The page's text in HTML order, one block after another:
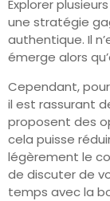
Explorer
une stratégie
authentique. Il
émerge alors
Cependant,
il est rassurant
proposent des
cela puisse
légèrement le
de discuter de
temps avec la